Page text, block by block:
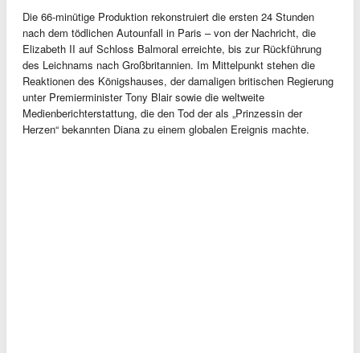
Die 66-minütige Produktion rekonstruiert die ersten 24 Stunden
nach dem tödlichen Autounfall in Paris – von der Nachricht, die
Elizabeth II auf Schloss Balmoral erreichte, bis zur Rückführung
des Leichnams nach Großbritannien. Im Mittelpunkt stehen die
Reaktionen des Königshauses, der damaligen britischen Regierung
unter Premierminister Tony Blair sowie die weltweite
Medienberichterstattung, die den Tod der als „Prinzessin der
Herzen“ bekannten Diana zu einem globalen Ereignis machte.